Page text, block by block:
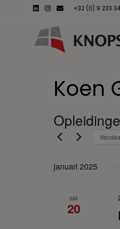
L
i
d
I
n
g
r
E
m
i
+32 (0) 9 233
Koen
januari 2025
MA
20